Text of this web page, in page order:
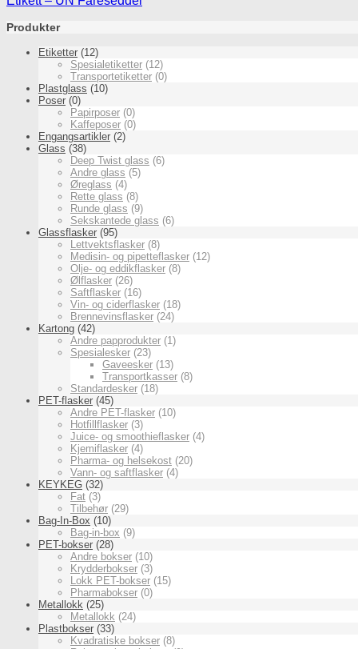
Produkter
Etiketter (12)
Spesialetiketter (12)
Transportetiketter (0)
Plastglass (10)
Poser (0)
Papirposer (0)
Kaffeposer (0)
Engangsartikler (2)
Glass (38)
Deep Twist glass (6)
Andre glass (5)
Øreglass (4)
Rette glass (8)
Runde glass (9)
Sekskantede glass (6)
Glassflasker (95)
Lettvektsflasker (8)
Medisin- og pipetteflasker (12)
Olje- og eddikflasker (8)
Ølflasker (26)
Saftflasker (16)
Vin- og ciderflasker (18)
Brennevinsflasker (24)
Kartong (42)
Andre papprodukter (1)
Spesialesker (23)
Gaveesker (13)
Transportkasser (8)
Standardesker (18)
PET-flasker (45)
Andre PET-flasker (10)
Hotfillflasker (3)
Juice- og smoothieflasker (4)
Kjemiflasker (4)
Pharma- og helsekost (20)
Vann- og saftflasker (4)
KEYKEG (32)
Fat (3)
Tilbehør (29)
Bag-In-Box (10)
Bag-in-box (9)
PET-bokser (28)
Andre bokser (10)
Krydderbokser (3)
Lokk PET-bokser (15)
Pharmabokser (0)
Metallokk (25)
Metallokk (24)
Plastbokser (33)
Kvadratiske bokser (8)